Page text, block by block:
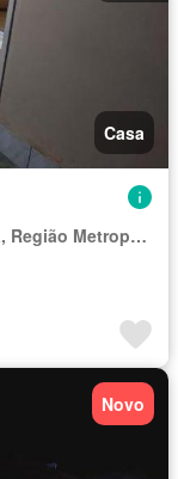
Casa
Região Geográfica Imediata de Curitiba, Região Metropolitana de Curitiba
Novo